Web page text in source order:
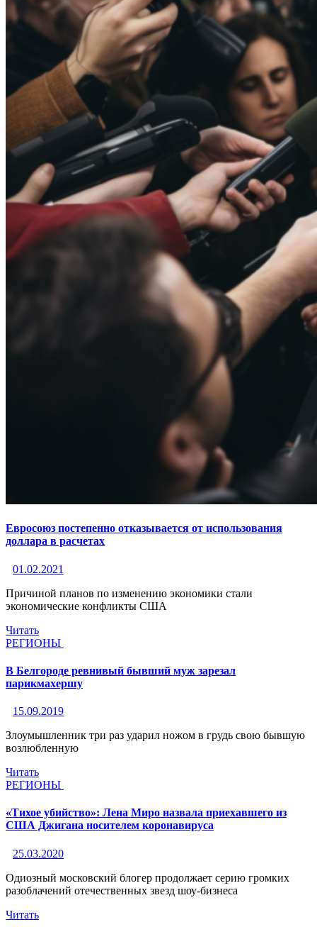
Евросоюз постепенно отказывается от использования
доллара в расчетах
01.02.2021
Причиной планов по изменению экономики стали
экономические конфликты США
Читать
РЕГИОНЫ
В Белгороде ревнивый бывший муж зарезал
парикмахершу
15.09.2019
Злоумышленник три раз ударил ножом в грудь свою бывшую
возлюбленную
Читать
РЕГИОНЫ
«Тихое убийство»: Лена Миро назвала приехавшего из
США Джигана носителем коронавируса
25.03.2020
Одиозный московский блогер продолжает серию громких
разоблачений отечественных звезд шоу-бизнеса
Читать